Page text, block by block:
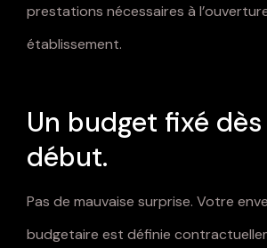
prestations nécessaires à
établissement.
Un budget fixé
début.
Pas de mauvaise surprise. Votre
budgetaire est définie